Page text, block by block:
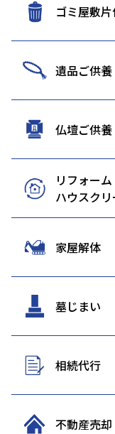
ゴミ屋敷
遺品ご供養
仏壇ご供養
リフォーム
ハウスク
家屋解体
墓じまい
相続代行
不動産売却